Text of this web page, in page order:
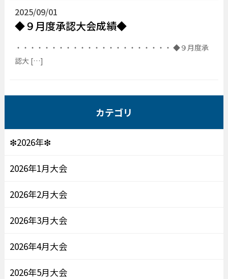
2025/09/01
◆９月度承認大会成績◆
・・・・・・・・・・・・・・・・・・・・・・ ◆９月度承
認大 […]
カテゴリ
❇2026年❇
2026年1月大会
2026年2月大会
2026年3月大会
2026年4月大会
2026年5月大会